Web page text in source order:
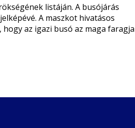
listáján. A busójárás
A maszkot hivatásos
az igazi busó az maga faragja